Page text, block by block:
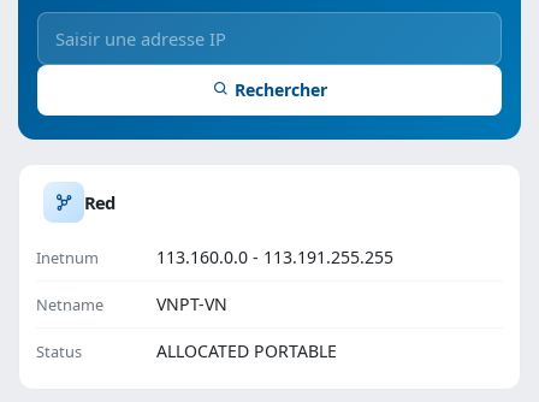
Rechercher
Red
Inetnum 113.160.0.0 - 113.191.255.255
Netname VNPT-VN
Status ALLOCATED PORTABLE